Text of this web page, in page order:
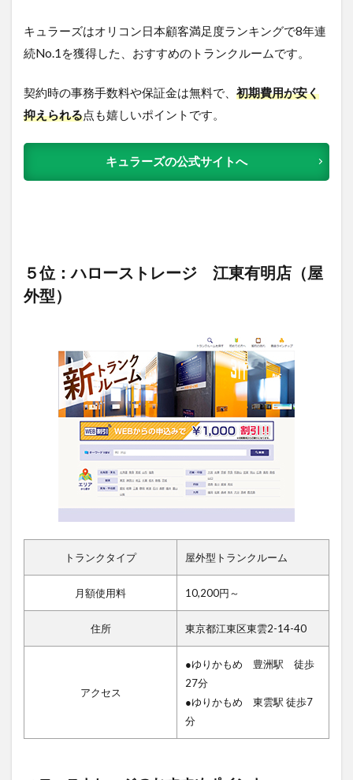
キュラーズはオリコン日本顧客満足度ランキングで8年連
続No.1を獲得した、おすすめのトランクルームです。
契約時の事務手数料や保証金は無料で、 初期費用が安く
抑えられる点も嬉しいポイントです。
キュラーズの公式サイトへ
５位：ハローストレージ 江東有明店（屋
外型）
トランクタイプ 屋外型トランクルーム
月額使用料 10,200円～
住所 東京都江東区東雲2-14-40
アクセス
●ゆりかもめ 豊洲駅 徒歩
27分
●ゆりかもめ 東雲駅 徒歩7
分